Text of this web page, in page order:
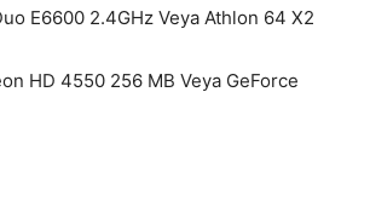
E6600 2.4GHz Veya Athlon 64 X2
HD 4550 256 MB Veya GeForce